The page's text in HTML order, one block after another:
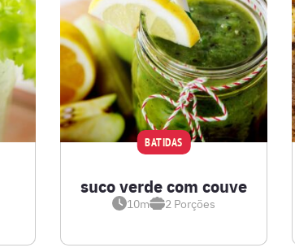
BATIDAS
suco verde com couve
10m 2 Porções